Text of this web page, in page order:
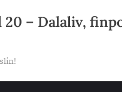
20 – Dalaliv,